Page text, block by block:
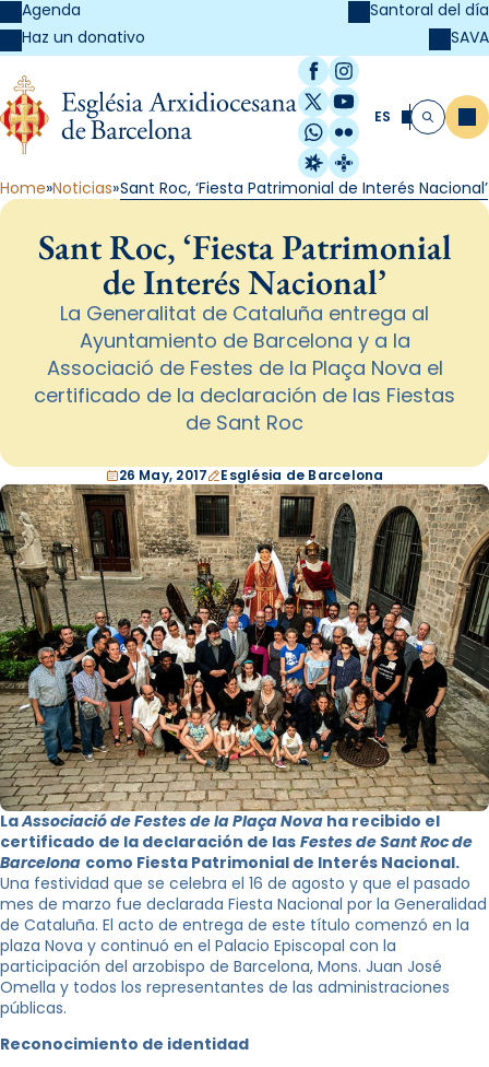
Agenda
Haz un donativo
Santoral del día
SAVA
Facebook
Instagram
X / Twitter
YouTube
WhatsApp
Flickr
Radio Estel
Catalunya
ES Buscar
Home Noticias Sant Roc, ‘Fiesta Patrimonial de Interés Nacional’
Sant Roc, ‘Fiesta Patrimonial
de Interés Nacional’
La Generalitat de Cataluña entrega al
Ayuntamiento de Barcelona y a la
Associació de Festes de la Plaça Nova el
certificado de la declaración de las Fiestas
de Sant Roc
26 May, 2017 Església de Barcelona
LaAssociació de Festes de la Plaça Nova ha recibido el
certificado de la declaración de las Festes de Sant Roc de
Barcelona como Fiesta Patrimonial de Interés Nacional.
Una festividad que se celebra el 16 de agosto y que el pasado
mes de marzo fue declarada Fiesta Nacional por la Generalidad
de Cataluña. El acto de entrega de este título comenzó en la
plaza Nova y continuó en el Palacio Episcopal con la
participación del arzobispo de Barcelona, Mons. Juan José
Omella y todos los representantes de las administraciones
públicas.
Reconocimiento de identidad